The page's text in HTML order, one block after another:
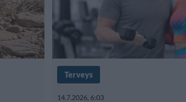
Terveys
14.7.2026, 6:03